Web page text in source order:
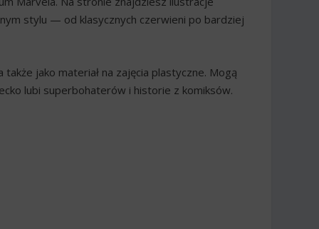
stylu — od klasycznych czerwieni po bardziej
jako materiał na zajęcia plastyczne. Mogą
lubi superbohaterów i historie z komiksów.